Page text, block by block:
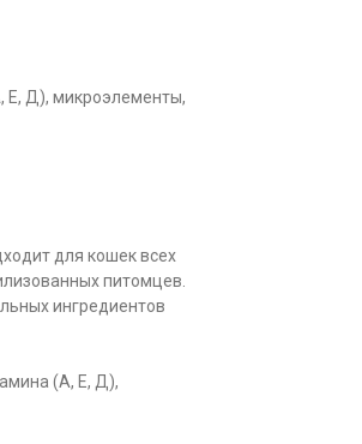
Е, Д), микроэлементы,
для кошек всех
питомцев.
ингредиентов
(А, Е, Д),